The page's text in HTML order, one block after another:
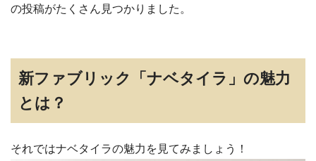
の投稿がたくさん見つかりました。
新ファブリック「ナベタイラ」の魅力
とは？
それではナベタイラの魅力を見てみましょう！